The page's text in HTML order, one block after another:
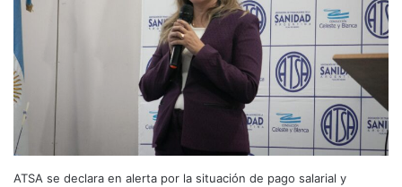
ATSA se declara en alerta por la situación de pago salarial y